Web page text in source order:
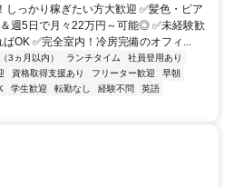
しっかり稼ぎたい方大歓迎 ✅髪色・ピア
週5日で月々22万円～可能◎ ✅未経験歓
OK ✅完全室内！冷房完備のオフィ...
3ヵ月以内） ランチタイム
社員登用あり
資格取得支援あり フリーター歓迎
早朝
学生歓迎 転勤なし 経験不問
英語